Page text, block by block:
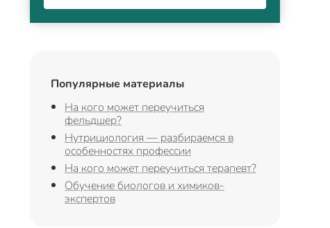
Популярные материалы
На кого может переучиться
фельдшер?
Нутрициология — разбираемся в
особенностях профессии
На кого может переучиться терапевт?
Обучение биологов и химиков-
экспертов